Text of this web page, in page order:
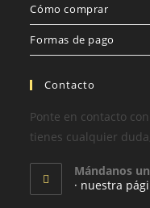
Cómo comprar
Formas de pago
Contacto
Ponte en contacto
tienes cualquier
Mándanos
· nuestra